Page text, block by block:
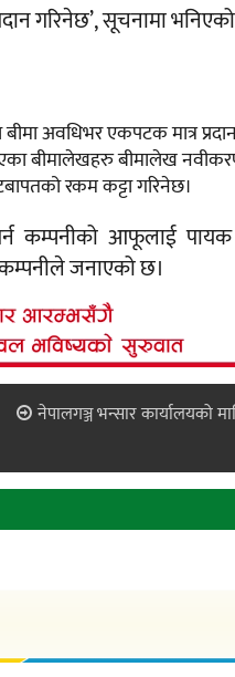
गरिनेछ’, सूचनामा
अवधिभर एकपटक मात्र
बीमालेखहरु बीमालेख
रकम कट्टा गरिनेछ।
कम्पनीको आफूलाई पायक
जनाएको छ।
नेपालगञ्ज भन्सार कार्यालयको